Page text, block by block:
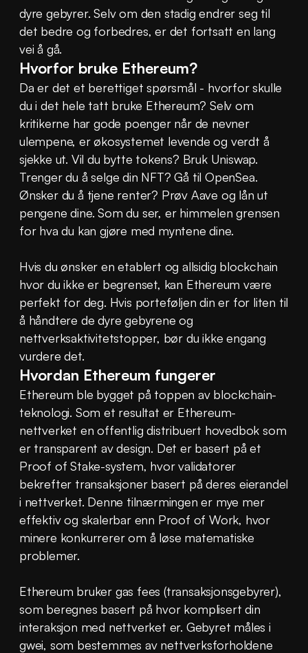
dyre gebyrer. Selv om den stadig endrer seg til
det bedre og forbedres, er det fortsatt en lang
vei å gå.
Hvorfor bruke Ethereum?
Da er det et berettiget spørsmål - hvorfor skulle
du i det hele tatt bruke Ethereum? Selv om
kritikerne har gode poenger når de nevner
ulempene, er økosystemet levende og verdt å
sjekke ut. Vil du bytte tokens? Bruk Uniswap.
Trenger du å selge din NFT? Gå til OpenSea.
Ønsker du å tjene renter? Prøv Aave og lån ut
pengene dine. Som du ser, er himmelen grensen
for hva du kan gjøre med myntene dine.
Hvis du ønsker en etablert og allsidig blockchain
hvor du ikke er begrenset, kan Ethereum være
perfekt for deg. Hvis porteføljen din er for liten til
å håndtere de dyre gebyrene og
nettverksaktivitetstopper, bør du ikke engang
vurdere det.
Hvordan Ethereum fungerer
Ethereum ble bygget på toppen av blockchain-
teknologi. Som et resultat er Ethereum-
nettverket en offentlig distribuert hovedbok som
er transparent av design. Det er basert på et
Proof of Stake-system, hvor validatorer
bekrefter transaksjoner basert på deres eierandel
i nettverket. Denne tilnærmingen er mye mer
effektiv og skalerbar enn Proof of Work, hvor
minere konkurrerer om å løse matematiske
problemer.
Ethereum bruker gas fees (transaksjonsgebyrer),
som beregnes basert på hvor komplisert din
interaksjon med nettverket er. Gebyret måles i
gwei, som bestemmes av nettverksforholdene